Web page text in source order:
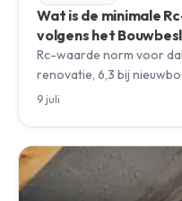
Wat is de minimale
volgens het
Rc-waarde norm voor
renovatie, 6,3 bij
9 juli